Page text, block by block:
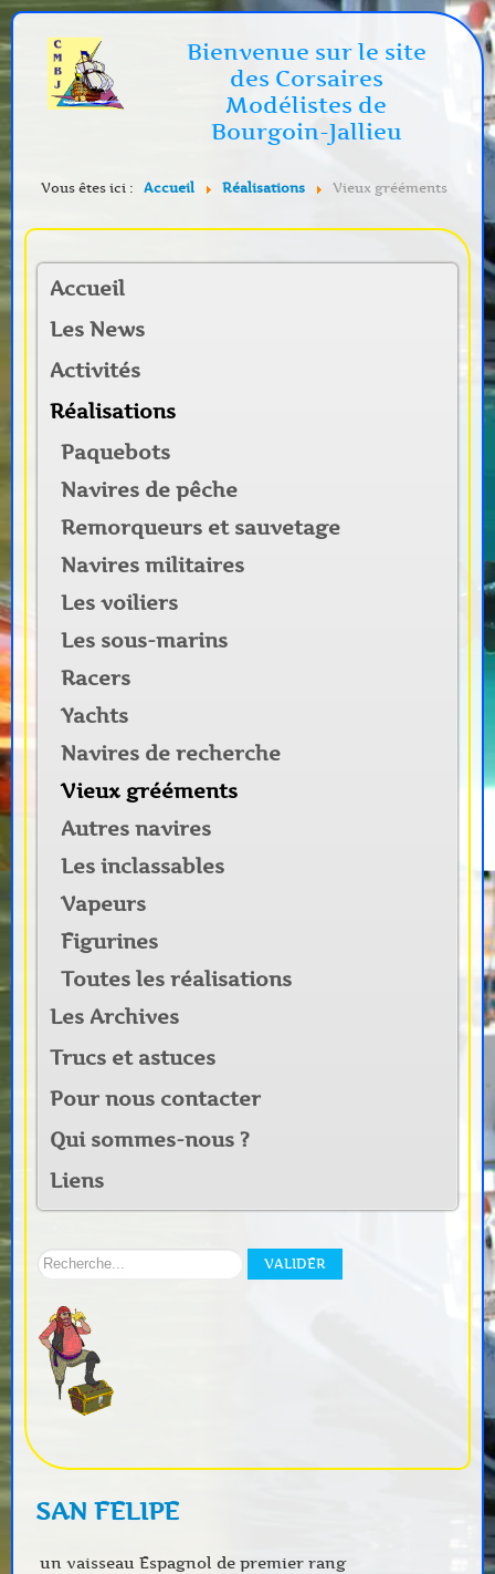
Bienvenue sur le site
des Corsaires
Modélistes de
Bourgoin-Jallieu
Vous êtes ici : Accueil Réalisations Vieux grééments
Accueil
Les News
Activités
Réalisations
Paquebots
Navires de pêche
Remorqueurs et sauvetage
Navires militaires
Les voiliers
Les sous-marins
Racers
Yachts
Navires de recherche
Vieux grééments
Autres navires
Les inclassables
Vapeurs
Figurines
Toutes les réalisations
Les Archives
Trucs et astuces
Pour nous contacter
Qui sommes-nous ?
Liens
Rechercher
site:
VALIDER
SAN FELIPE
un vaisseau Espagnol de premier rang